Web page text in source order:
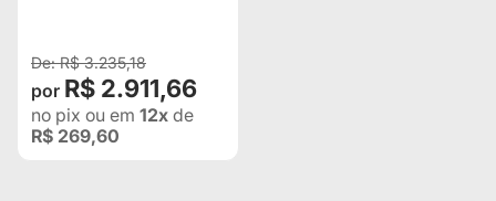
R$ 3.235,18
R$ 2.911,66
no pix ou em 12x de
R$ 269,60